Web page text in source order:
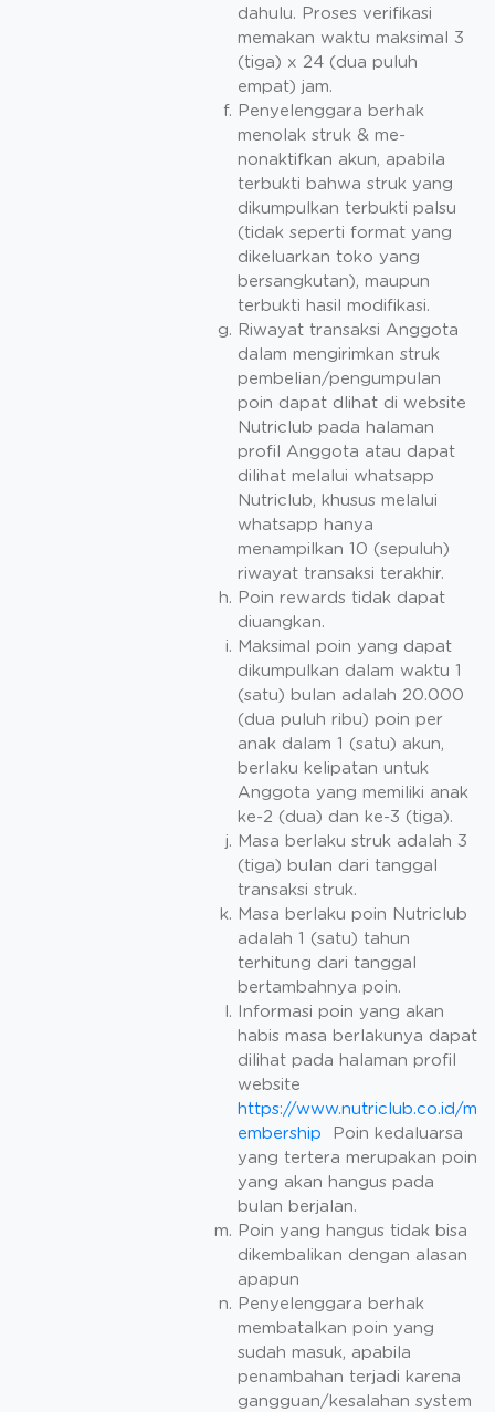
dahulu. Proses verifikasi
memakan waktu maksimal 3
(tiga) x 24 (dua puluh
empat) jam.
Penyelenggara berhak
menolak struk & me-
nonaktifkan akun, apabila
terbukti bahwa struk yang
dikumpulkan terbukti palsu
(tidak seperti format yang
dikeluarkan toko yang
bersangkutan), maupun
terbukti hasil modifikasi.
Riwayat transaksi Anggota
dalam mengirimkan struk
pembelian/pengumpulan
poin dapat dlihat di website
Nutriclub pada halaman
profil Anggota atau dapat
dilihat melalui whatsapp
Nutriclub, khusus melalui
whatsapp hanya
menampilkan 10 (sepuluh)
riwayat transaksi terakhir.
Poin rewards tidak dapat
diuangkan.
Maksimal poin yang dapat
dikumpulkan dalam waktu 1
(satu) bulan adalah 20.000
(dua puluh ribu) poin per
anak dalam 1 (satu) akun,
berlaku kelipatan untuk
Anggota yang memiliki anak
ke-2 (dua) dan ke-3 (tiga).
Masa berlaku struk adalah 3
(tiga) bulan dari tanggal
transaksi struk.
Masa berlaku poin Nutriclub
adalah 1 (satu) tahun
terhitung dari tanggal
bertambahnya poin.
Informasi poin yang akan
habis masa berlakunya dapat
dilihat pada halaman profil
website
https://www.nutriclub.co.id/m
embership Poin kedaluarsa
yang tertera merupakan poin
yang akan hangus pada
bulan berjalan.
Poin yang hangus tidak bisa
dikembalikan dengan alasan
apapun
Penyelenggara berhak
membatalkan poin yang
sudah masuk, apabila
penambahan terjadi karena
gangguan/kesalahan system